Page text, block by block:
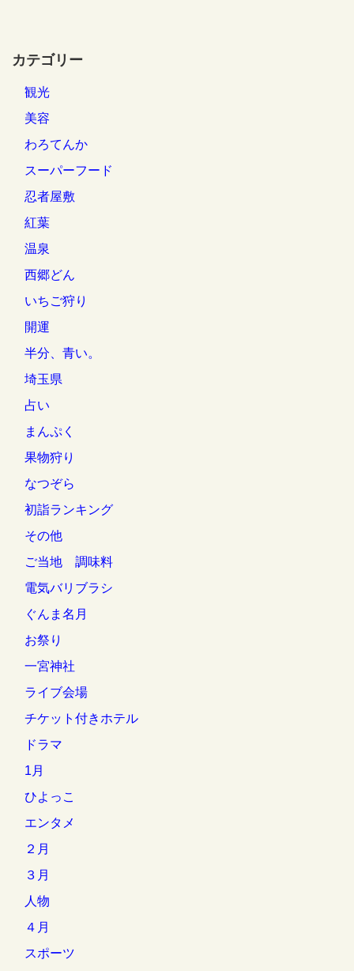
カテゴリー
観光
美容
わろてんか
スーパーフード
忍者屋敷
紅葉
温泉
西郷どん
いちご狩り
開運
半分、青い。
埼玉県
占い
まんぷく
果物狩り
なつぞら
初詣ランキング
その他
ご当地 調味料
電気バリブラシ
ぐんま名月
お祭り
一宮神社
ライブ会場
チケット付きホテル
ドラマ
1月
ひよっこ
エンタメ
２月
３月
人物
４月
スポーツ